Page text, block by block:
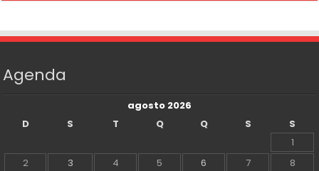
Agenda
agosto 2026
D
S T Q Q S
S
1
2
3 4 5 6 7
8